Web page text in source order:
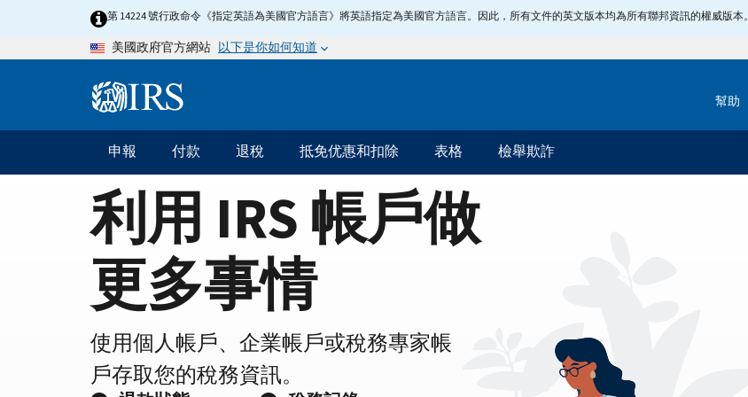
Page
第 14224 號行政命令《指定英語為美國官方語言》將英語指定為美國官方語言。因此，所有文件的英文版本均為所有聯邦資訊的權威版本。
美國政府官方網站 以下是你如何知道
Information 幫助
主
要
導
航
申報 付款 退稅 抵免优惠和扣除 表格 檢舉欺詐
利用 IRS 帳戶做
更多事情
使用個人帳戶、企業帳戶或稅務專家帳
戶存取您的稅務資訊。